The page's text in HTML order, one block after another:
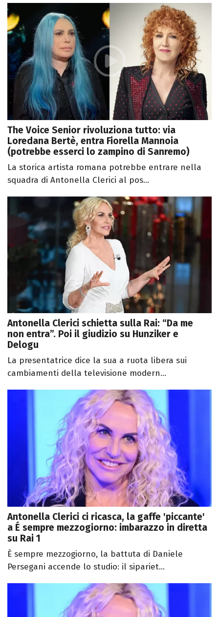
The Voice Senior rivoluziona tutto: via
Loredana Bertè, entra Fiorella Mannoia
(potrebbe esserci lo zampino di Sanremo)
La storica artista romana potrebbe entrare nella
squadra di Antonella Clerici al pos...
Antonella Clerici schietta sulla Rai: “Da me
non entra”. Poi il giudizio su Hunziker e
Delogu
La presentatrice dice la sua a ruota libera sui
cambiamenti della televisione modern...
Antonella Clerici ci ricasca, la gaffe 'piccante'
a É sempre mezzogiorno: imbarazzo in diretta
su Rai 1
È sempre mezzogiorno, la battuta di Daniele
Persegani accende lo studio: il sipariet...